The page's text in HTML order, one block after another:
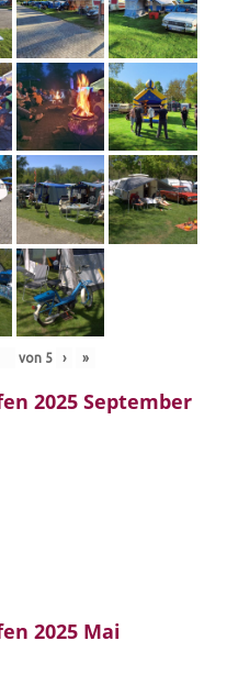
von 5 › »
2025 September
2025 Mai